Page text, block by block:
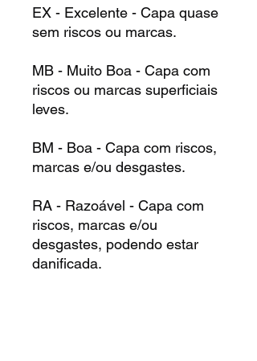
EX - Excelente - Capa quase
sem riscos ou marcas.
MB - Muito Boa - Capa com
riscos ou marcas superficiais
leves.
BM - Boa - Capa com riscos,
marcas e/ou desgastes.
RA - Razoável - Capa com
riscos, marcas e/ou
desgastes, podendo estar
danificada.